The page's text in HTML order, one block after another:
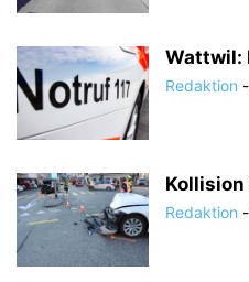
Wattwil:
Redaktion -
Redaktion -